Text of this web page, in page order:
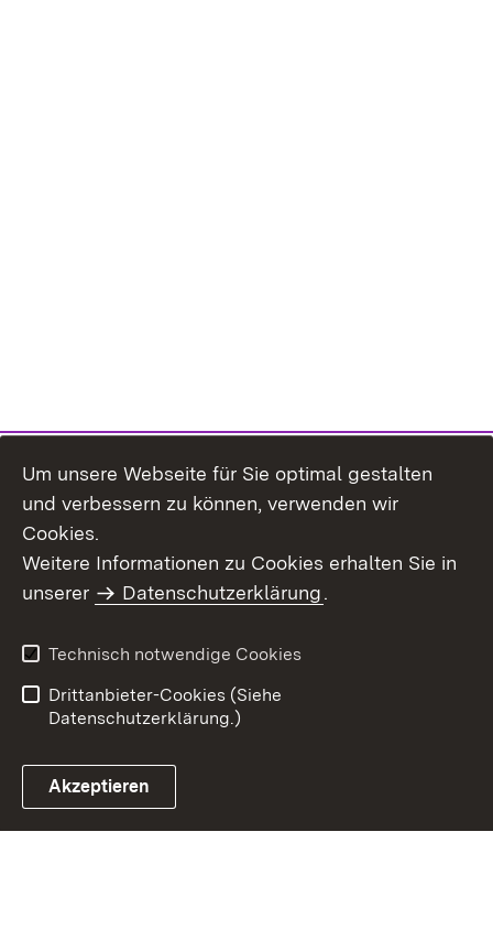
Benutzungshinweise
Erklärung zur
Um unsere Webseite für Sie optimal gestalten
und verbessern zu können, verwenden wir
Cookies.
Weitere Informationen zu Cookies erhalten Sie in
unserer
Datenschutzerklärung.
Technisch notwendige Cookies
Drittanbieter-Cookies (Siehe
Datenschutzerklärung.)
Akzeptieren